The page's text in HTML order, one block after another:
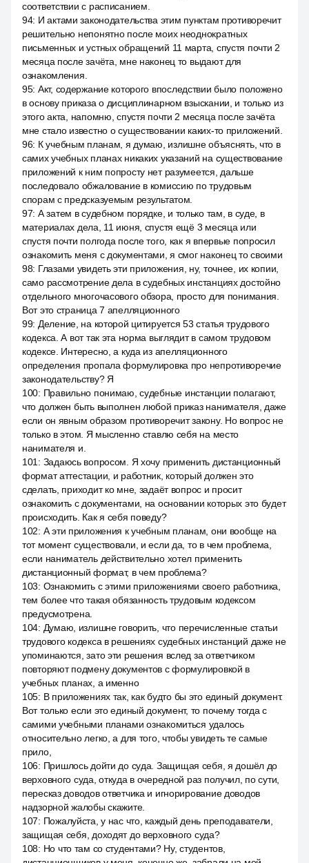
соответствии с расписанием.
94: И актами законодательства этим пунктам противоречит
решительно непонятно после моих неоднократных
письменных и устных обращений 11 марта, спустя почти 2
месяца после зачёта, мне наконец то выдают для
ознакомления.
95: Акт, содержание которого впоследствии было положено
в основу приказа о дисциплинарном взыскании, и только из
этого акта, напомню, спустя почти 2 месяца после зачёта
мне стало известно о существовании каких-то приложений.
96: К учебным планам, я думаю, излишне объяснять, что в
самих учебных планах никаких указаний на существование
приложений к ним попросту нет разумеется, дальше
последовало обжалование в комиссию по трудовым
спорам с предсказуемым результатом.
97: А затем в судебном порядке, и только там, в суде, в
материалах дела, 11 июня, спустя ещё 3 месяца или
спустя почти полгода после того, как я впервые попросил
ознакомить меня с документами, я смог наконец то своими
98: Глазами увидеть эти приложения, ну, точнее, их копии,
само рассмотрение дела в судебных инстанциях достойно
отдельного многочасового обзора, просто для понимания.
Вот это страница 7 апелляционного
99: Деление, на которой цитируется 53 статья трудового
кодекса. А вот так эта норма выглядит в самом трудовом
кодексе. Интересно, а куда из апелляционного
определения пропала формулировка про непротиворечие
законодательству? Я
100: Правильно понимаю, судебные инстанции полагают,
что должен быть выполнен любой приказ нанимателя, даже
если он явным образом противоречит закону. Но вопрос не
только в этом. Я мысленно ставлю себя на место
нанимателя и.
101 : Задаюсь вопросом. Я хочу применить дистанционный
формат аттестации, и работник, который должен это
сделать, приходит ко мне, задаёт вопрос и просит
ознакомить с документами, на основании которых это будет
происходить. Как я себя поведу?
102: А эти приложения к учебным планам, они вообще на
тот момент существовали, и если да, то в чем проблема,
если наниматель действительно хотел применить
дистанционный формат, в чем проблема?
103: Ознакомить с этими приложениями своего работника,
тем более что такая обязанность трудовым кодексом
предусмотрена.
104: Думаю, излишне говорить, что перечисленные статьи
трудового кодекса в решениях судебных инстанций даже не
упоминаются, зато эти решения вслед за ответчиком
повторяют подмену документов с формулировкой в
учебных планах, а именно
105: В приложениях так, как будто бы это единый документ.
Вот только если это единый документ, то почему тогда с
самими учебными планами ознакомиться удалось
относительно легко, а для того, чтобы увидеть те самые
прило,
106: Пришлось дойти до суда. Защищая себя, я дошёл до
верховного суда, откуда в очередной раз получил, по сути,
пересказ доводов ответчика и игнорирование доводов
надзорной жалобы скажите.
107: Пожалуйста, у нас что, каждый день преподаватели,
защищая себя, доходят до верховного суда?
108: Но что там со студентами? Ну, студентов,